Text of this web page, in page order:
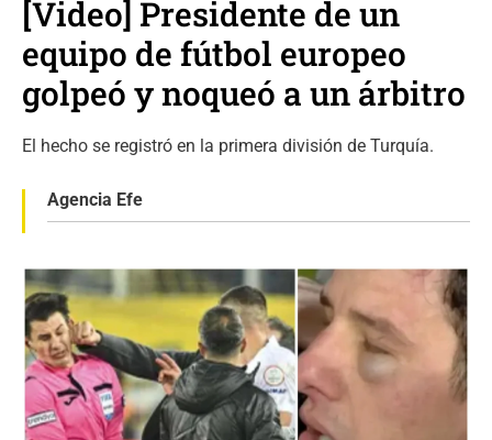
[Video] Presidente de un
equipo de fútbol europeo
golpeó y noqueó a un árbitro
El hecho se registró en la primera división de Turquía.
Agencia Efe